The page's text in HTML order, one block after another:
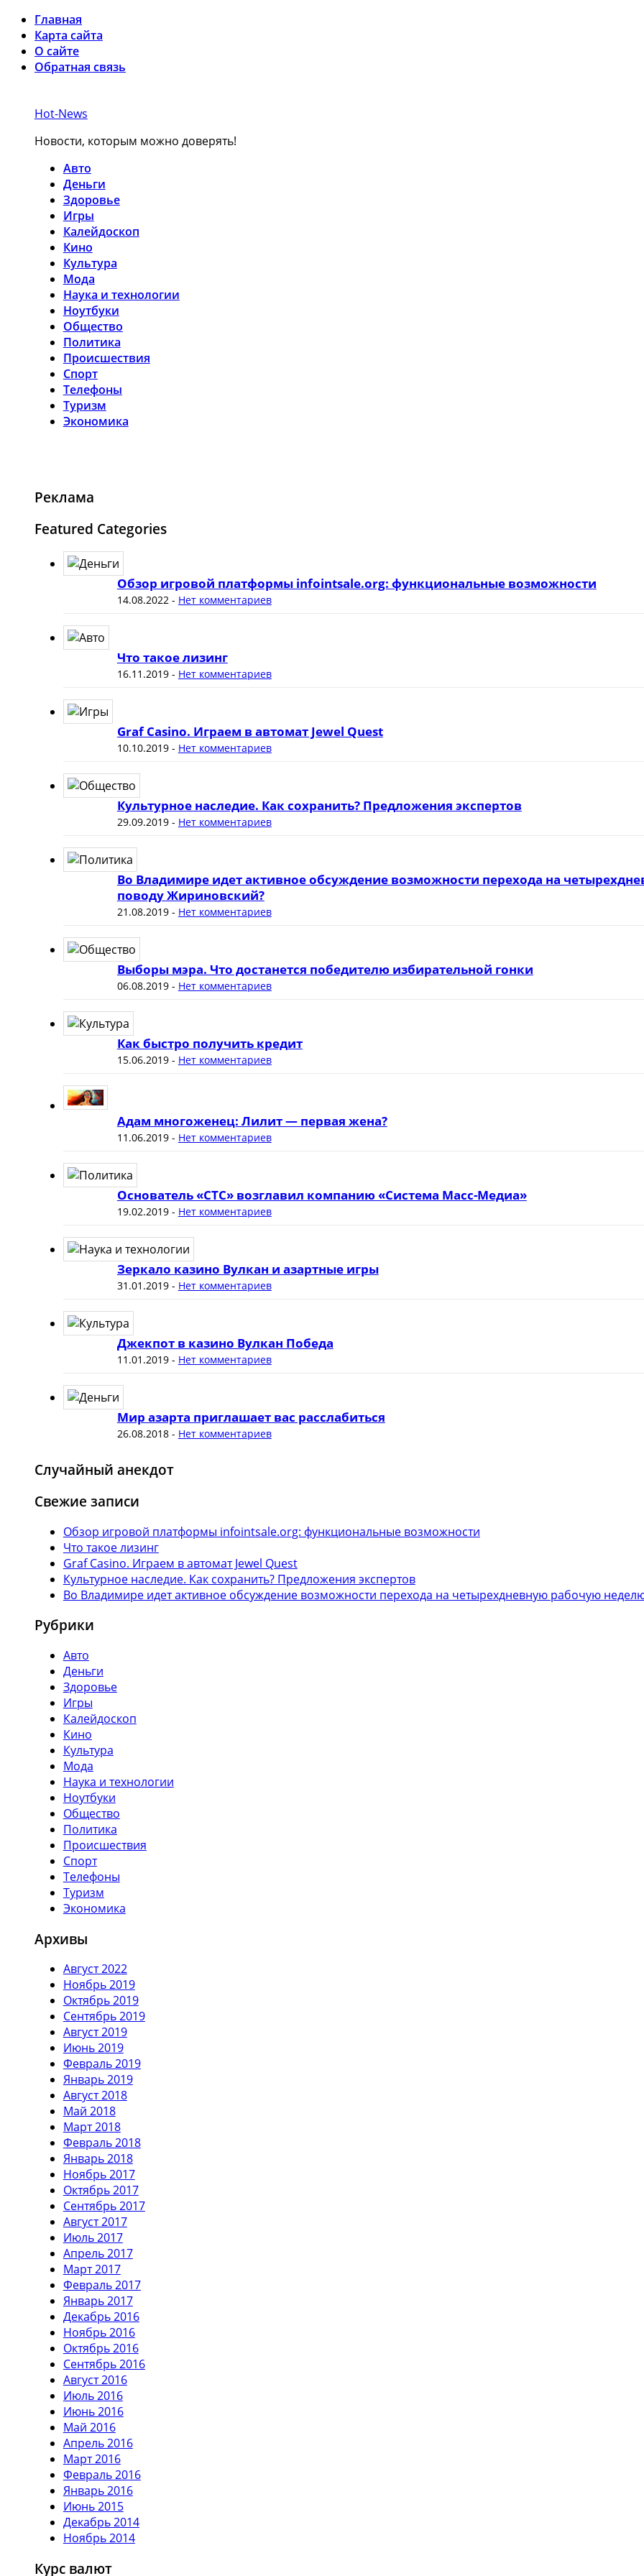
Главная
Карта сайта
О сайте
Обратная связь
Hot-News
Новости, которым можно доверять!
Авто
Деньги
Здоровье
Игры
Калейдоскоп
Кино
Культура
Мода
Наука и технологии
Ноутбуки
Общество
Политика
Происшествия
Спорт
Телефоны
Туризм
Экономика
Реклама
Featured Categories
Обзор игровой платформы infointsale.org: функциональные возможности
14.08.2022 - Нет комментариев
Что такое лизинг
16.11.2019- Нет комментариев
Graf Casino. Играем в автомат Jewel Quest
10.10.2019- Нет комментариев
Культурное наследие. Как сохранить? Предложения экспертов
29.09.2019- Нет комментариев
Во Владимире идет активное обсуждение возможности перехода на
поводу Жириновский?
21.08.2019- Нет комментариев
Выборы мэра. Что достанется победителю избирательной гонки
06.08.2019- Нет комментариев
Как быстро получить кредит
15.06.2019- Нет комментариев
Адам многоженец: Лилит — первая жена?
11.06.2019- Нет комментариев
Основатель «СТС» возглавил компанию «Система Масс-Медиа»
19.02.2019- Нет комментариев
Зеркало казино Вулкан и азартные игры
31.01.2019- Нет комментариев
Джекпот в казино Вулкан Победа
11.01.2019- Нет комментариев
Мир азарта приглашает вас расслабиться
26.08.2018- Нет комментариев
Случайный анекдот
Свежие записи
Обзор игровой платформы infointsale.org: функциональные возможности
Что такое лизинг
Graf Casino. Играем в автомат Jewel Quest
Культурное наследие. Как сохранить? Предложения экспертов
Во Владимире идет активное обсуждение возможности перехода на четырехдневную рабочую
Рубрики
Авто
Деньги
Здоровье
Игры
Калейдоскоп
Кино
Культура
Мода
Наука и технологии
Ноутбуки
Общество
Политика
Происшествия
Спорт
Телефоны
Туризм
Экономика
Архивы
Август 2022
Ноябрь 2019
Октябрь 2019
Сентябрь 2019
Август 2019
Июнь 2019
Февраль 2019
Январь 2019
Август 2018
Май 2018
Март 2018
Февраль 2018
Январь 2018
Ноябрь 2017
Октябрь 2017
Сентябрь 2017
Август 2017
Июль 2017
Апрель 2017
Март 2017
Февраль 2017
Январь 2017
Декабрь 2016
Ноябрь 2016
Октябрь 2016
Сентябрь 2016
Август 2016
Июль 2016
Июнь 2016
Май 2016
Апрель 2016
Март 2016
Февраль 2016
Январь 2016
Июнь 2015
Декабрь 2014
Ноябрь 2014
Курс валют